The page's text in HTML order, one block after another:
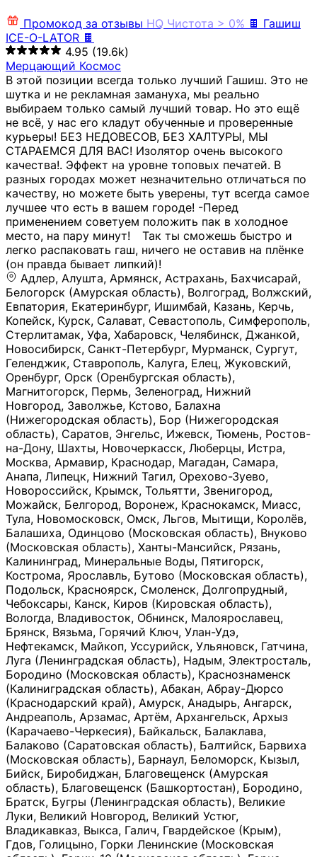
Промокод за отзывы HQ Чистота > 0% 🍫 Гашиш
ICE-O-LATOR 🍫
4.95 (19.6k)
Мерцающий Космос
В этой позиции всегда только лучший Гашиш. Это не
шутка и не рекламная замануха, мы реально
выбираем только самый лучший товар. Но это ещё
не всё, у нас его кладут обученные и проверенные
курьеры! БЕЗ НЕДОВЕСОВ, БЕЗ ХАЛТУРЫ, МЫ
СТАРАЕМСЯ ДЛЯ ВАС! Изолятор очень высокого
качества!. Эффект на уровне топовых печатей. В
разных городах может незначительно отличаться по
качеству, но можете быть уверены, тут всегда самое
лучшее что есть в вашем городе! -Перед
применением советуем положить пак в холодное
место, на пару минут!⠀ Так ты сможешь быстро и
легко распаковать гаш, ничего не оставив на плёнке
(он правда бывает липкий)!
Адлер, Алушта, Армянск, Астрахань, Бахчисарай,
Белогорск (Амурская область), Волгоград, Волжский,
Евпатория, Екатеринбург, Ишимбай, Казань, Керчь,
Копейск, Курск, Салават, Севастополь, Симферополь,
Стерлитамак, Уфа, Хабаровск, Челябинск, Джанкой,
Новосибирск, Санкт-Петербург, Мурманск, Сургут,
Геленджик, Ставрополь, Калуга, Елец, Жуковский,
Оренбург, Орск (Оренбургская область),
Магнитогорск, Пермь, Зеленоград, Нижний
Новгород, Заволжье, Кстово, Балахна
(Нижегородская область), Бор (Нижегородская
область), Саратов, Энгельс, Ижевск, Тюмень, Ростов-
на-Дону, Шахты, Новочеркасск, Люберцы, Истра,
Москва, Армавир, Краснодар, Магадан, Самара,
Анапа, Липецк, Нижний Тагил, Орехово-Зуево,
Новороссийск, Крымск, Тольятти, Звенигород,
Можайск, Белгород, Воронеж, Краснокамск, Миасс,
Тула, Новомосковск, Омск, Льгов, Мытищи, Королёв,
Балашиха, Одинцово (Московская область), Внуково
(Московская область), Ханты-Мансийск, Рязань,
Калининград, Минеральные Воды, Пятигорск,
Кострома, Ярославль, Бутово (Московская область),
Подольск, Красноярск, Смоленск, Долгопрудный,
Чебоксары, Канск, Киров (Кировская область),
Вологда, Владивосток, Обнинск, Малоярославец,
Брянск, Вязьма, Горячий Ключ, Улан-Удэ,
Нефтекамск, Майкоп, Уссурийск, Ульяновск, Гатчина,
Луга (Ленинградская область), Надым, Электросталь,
Бородино (Московская область), Краснознаменск
(Калиниградская область), Абакан, Абрау-Дюрсо
(Краснодарский край), Амурск, Анадырь, Ангарск,
Андреаполь, Арзамас, Артём, Архангельск, Архыз
(Карачаево-Черкесия), Байкальск, Балаклава,
Балаково (Саратовская область), Балтийск, Барвиха
(Московская область), Барнаул, Беломорск, Кызыл,
Бийск, Биробиджан, Благовещенск (Амурская
область), Благовещенск (Башкортостан), Бородино,
Братск, Бугры (Ленинградская область), Великие
Луки, Великий Новгород, Великий Устюг,
Владикавказ, Выкса, Галич, Гвардейское (Крым),
Гдов, Голицыно, Горки Ленинские (Московская